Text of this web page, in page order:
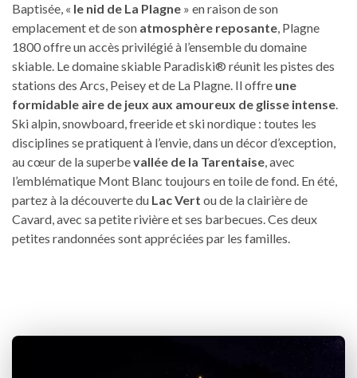
Baptisée, « le nid de La Plagne » en raison de son
emplacement et de son atmosphère reposante, Plagne
1800 offre un accès privilégié à l’ensemble du domaine
skiable. Le domaine skiable Paradiski® réunit les pistes des
stations des Arcs, Peisey et de La Plagne. Il offre une
formidable aire de jeux aux amoureux de glisse intense.
Ski alpin, snowboard, freeride et ski nordique : toutes les
disciplines se pratiquent à l’envie, dans un décor d’exception,
au cœur de la superbevallée de la Tarentaise, avec
l’emblématique Mont Blanc toujours en toile de fond. En été,
partez à la découverte du Lac Vert ou de la clairière de
Cavard, avec sa petite rivière et ses barbecues. Ces deux
petites randonnées sont appréciées par les familles.